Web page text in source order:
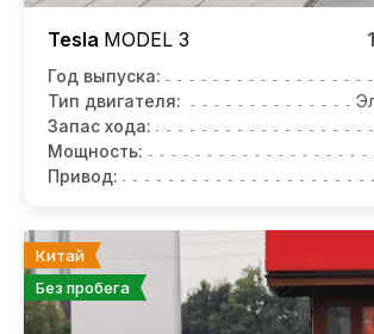
Tesla MODEL 3
Год выпуска:
Тип двигателя:
Запас хода:
Мощность:
Привод:
Китай
Без пробега